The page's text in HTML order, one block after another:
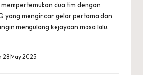
dua tim dengan
yang mengincar gelar pertama dan
mengulang kejayaan masa lalu.
28 May 2025